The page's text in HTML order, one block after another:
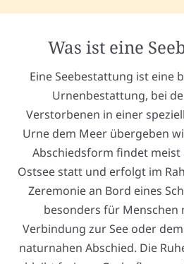
Was ist eine
Eine Seebestattung ist eine
Urnenbestattung, bei
Verstorbenen in einer
Urne dem Meer übergeben
Abschiedsform findet
Ostsee statt und erfolgt im
Zeremonie an Bord eines
besonders für Menschen
Verbindung zur See oder
naturnahen Abschied. Die